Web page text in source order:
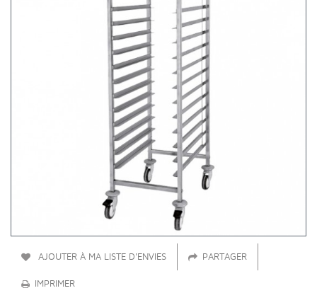
AJOUTER À MA LISTE D'ENVIES PARTAGER
IMPRIMER